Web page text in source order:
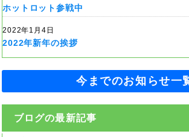
ホットロット参戦中
2022年1月4日
2022年新年の挨拶
今までのお知らせ一
ブログの最新記事